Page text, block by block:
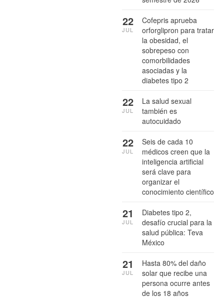
Cofepris aprueba
orforglipron para tratar
la obesidad, el
sobrepeso con
comorbilidades
asociadas y la
diabetes tipo 2
22
JUL
La salud sexual
también es
autocuidado
22
JUL
Seis de cada 10
médicos creen que la
inteligencia artificial
será clave para
organizar el
conocimiento científico
22
JUL
Diabetes tipo 2,
desafío crucial para la
salud pública: Teva
México
21
JUL
Hasta 80% del daño
solar que recibe una
persona ocurre antes
de los 18 años
21
JUL